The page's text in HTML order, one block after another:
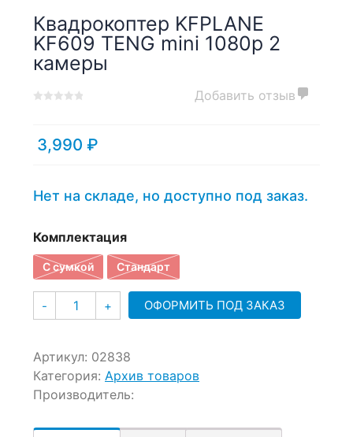
Квадрокоптер KFPLANE
KF609 TENG mini 1080p 2
камеры
of
based
ratings
Добавить отзыв
3,990 ₽
Нет на складе, но доступно под заказ.
Комплектация
С сумкой Стандарт
- Количество
+ ОФОРМИТЬ ПОД ЗАКАЗ
Артикул: 02838
Категория: Архив товаров
Производитель: